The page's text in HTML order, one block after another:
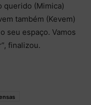
querido (Mimica)
também (Kevem)
seu espaço. Vamos
finalizou.